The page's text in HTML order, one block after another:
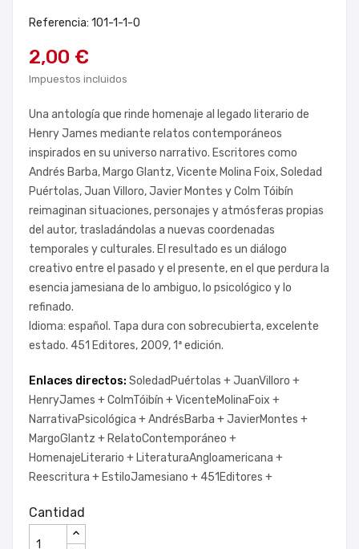
Referencia: 101-1-1-0
2,00 €
Impuestos incluidos
Una antología que rinde homenaje al legado literario de
Henry James mediante relatos contemporáneos
inspirados en su universo narrativo. Escritores como
Andrés Barba, Margo Glantz, Vicente Molina Foix, Soledad
Puértolas, Juan Villoro, Javier Montes y Colm Tóibín
reimaginan situaciones, personajes y atmósferas propias
del autor, trasladándolas a nuevas coordenadas
temporales y culturales. El resultado es un diálogo
creativo entre el pasado y el presente, en el que perdura la
esencia jamesiana de lo ambiguo, lo psicológico y lo
refinado.
Idioma: español. Tapa dura con sobrecubierta, excelente
estado. 451 Editores, 2009, 1ª edición.
Enlaces directos: SoledadPuértolas +JuanVilloro +
HenryJames +ColmTóibín +VicenteMolinaFoix +
NarrativaPsicológica +AndrésBarba +JavierMontes +
MargoGlantz + RelatoContemporáneo +
HomenajeLiterario + LiteraturaAngloamericana +
Reescritura + EstiloJamesiano + 451Editores +
Cantidad